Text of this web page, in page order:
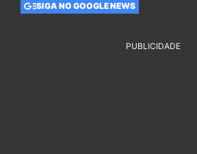
SIGA NO GOOGLE NEWS
PUBLICIDADE